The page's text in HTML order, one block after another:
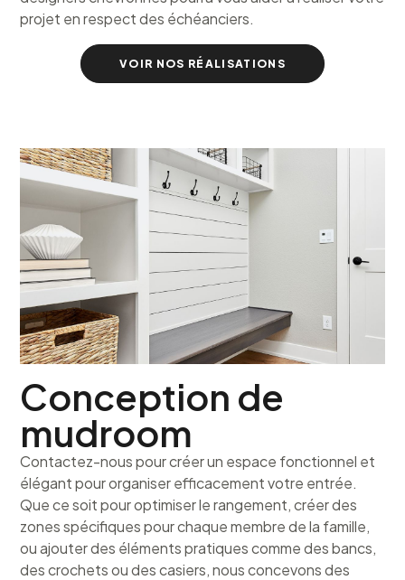
projet en respect des échéanciers.
VOIR NOS RÉALISATIONS
Conception de
mudroom
Contactez-nous pour créer un espace fonctionnel et
élégant pour organiser efficacement votre entrée.
Que ce soit pour optimiser le rangement, créer des
zones spécifiques pour chaque membre de la famille,
ou ajouter des éléments pratiques comme des bancs,
des crochets ou des casiers, nous concevons des